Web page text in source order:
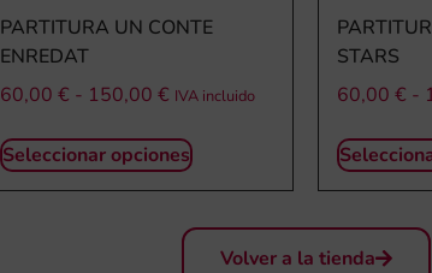
PARTITURA UN CONTE
ENREDAT
60,00 € - 150,00 € IVA incluido
Seleccionar opciones
STARS
60,00 € -
Volver a la tienda